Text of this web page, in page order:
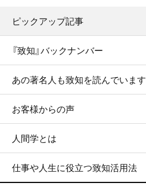
ピックアップ記事
『致知』バックナンバー
あの著名人も致知を読んでいます
お客様からの声
人間学とは
仕事や人生に役立つ致知活用法